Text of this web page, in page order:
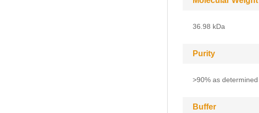
36.98 kDa
Purity
>90% as determined
Buffer